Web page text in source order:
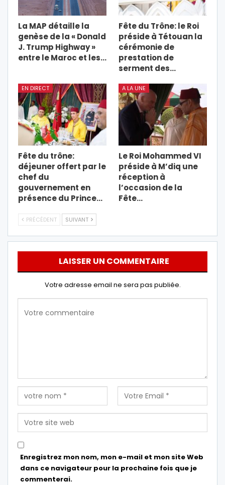
La MAP détaille la
genèse de la « Donald
J. Trump Highway »
entre le Maroc et les…
Fête du Trône: le Roi
préside à Tétouan la
cérémonie de
prestation de
serment des…
EN DIRECT
Fête du trône:
déjeuner offert par le
chef du
gouvernement en
présence du Prince…
A LA UNE
Le Roi Mohammed VI
préside à M’diq une
réception à
l’occasion de la
Fête…
PRÉCÉDENT SUIVANT
LAISSER UN COMMENTAIRE
Votre adresse email ne sera pas publiée.
Enregistrez mon nom, mon e-mail et mon site Web
dans ce navigateur pour la prochaine fois que je
commenterai.